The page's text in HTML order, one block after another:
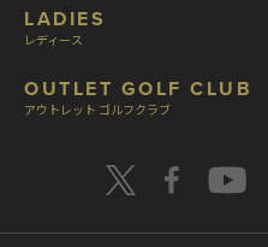
LADIES
レディース
OUTLET GOLF CLUB
アウトレット ゴルフクラブ